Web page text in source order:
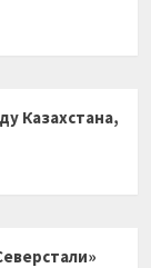
Казахстана,